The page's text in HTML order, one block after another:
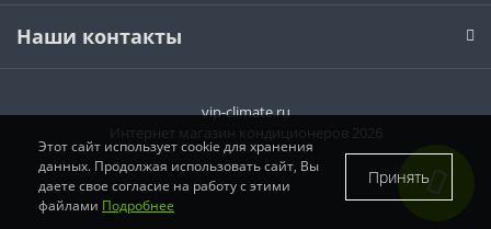
Наши контакты
vip-climate.ru
Интернет магазин кондиционеров 2026
Этот сайт использует cookie для хранения
данных. Продолжая использовать сайт, Вы
даете свое согласие на работу с этими
файлами Подробнее
Принять